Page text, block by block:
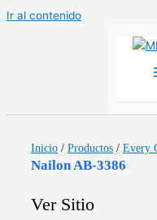
Ir al contenido
Inicio / Productos / Every
Nailon AB-3386
Ver Sitio